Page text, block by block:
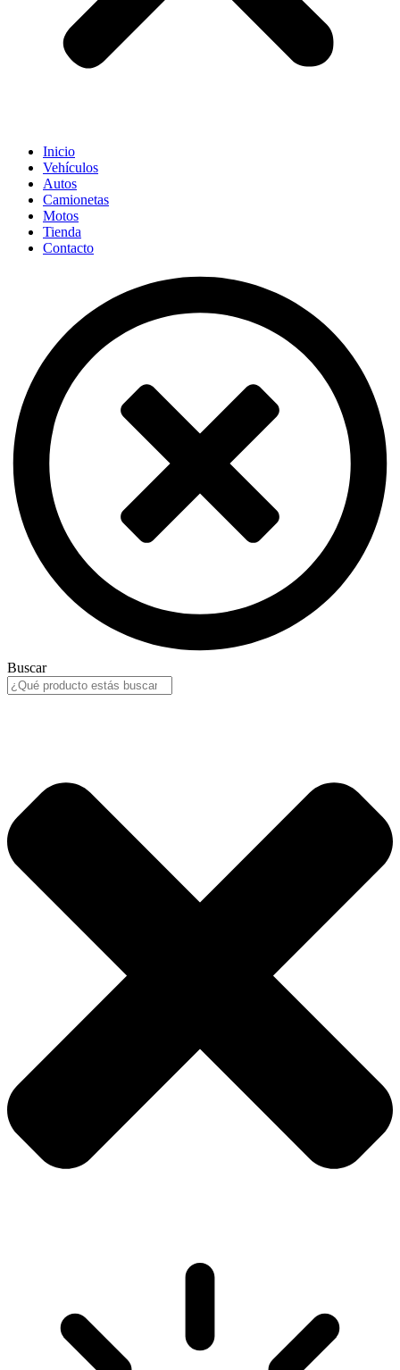
Inicio
Vehículos
Autos
Camionetas
Motos
Tienda
Contacto
Buscar